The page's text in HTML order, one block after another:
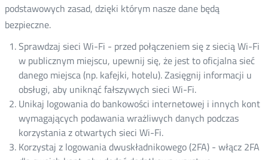
podstawowych zasad, dzięki którym nasze dane będą
bezpieczne.
Sprawdzaj sieci Wi-Fi - przed połączeniem się z siecią Wi-Fi
w publicznym miejscu, upewnij się, że jest to oficjalna sieć
danego miejsca (np. kafejki, hotelu). Zasięgnij informacji u
obsługi, aby uniknąć fałszywych sieci Wi-Fi.
Unikaj logowania do bankowości internetowej i innych kont
wymagających podawania wrażliwych danych podczas
korzystania z otwartych sieci Wi-Fi.
Korzystaj z logowania dwuskładnikowego (2FA) - włącz 2FA